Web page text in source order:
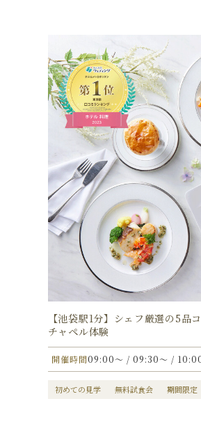
【池袋駅1分】シェフ厳選の5
チャペル体験
開催時間09:00〜 / 09:30〜 /
初めての見学 無料試食会 期間限定